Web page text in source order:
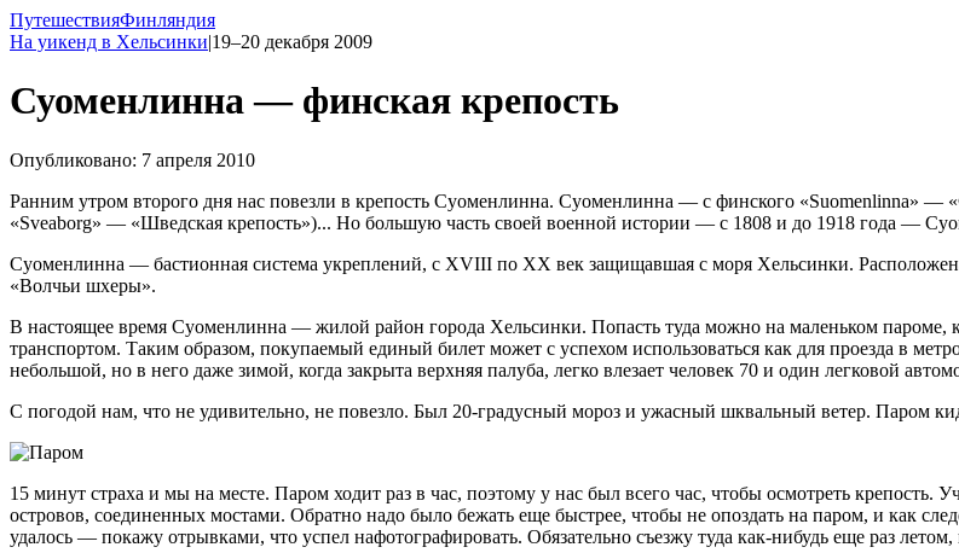
ПутешествияФинляндия
На уикенд в Хельсинки|19–20 декабря 2009
Суоменлинна — финская крепость
Опубликовано: 7 апреля 2010
Ранним утром второго дня нас повезли в крепость Суоменлинна. Суоменлинна — с финского «Suomenlinna» —
«Sveaborg» — «Шведская крепость»)... Но большую часть своей военной истории — с 1808 и до 1918 года —
Суоменлинна — бастионная система укреплений, с XVIII по XX век защищавшая с моря Хельсинки.
«Волчьи шхеры».
В настоящее время Суоменлинна — жилой район города Хельсинки. Попасть туда можно на маленьком пароме,
транспортом. Таким образом, покупаемый единый билет может с успехом использоваться как для проезда в
небольшой, но в него даже зимой, когда закрыта верхняя палуба, легко влезает человек 70 и один легковой
С погодой нам, что не удивительно, не повезло. Был 20-градусный мороз и ужасный шквальный ветер. Паром
15 минут страха и мы на месте. Паром ходит раз в час, поэтому у нас был всего час, чтобы осмотреть
островов, соединенных мостами. Обратно надо было бежать еще быстрее, чтобы не опоздать на паром, и как
удалось — покажу отрывками, что успел нафотографировать. Обязательно съезжу туда как-нибудь еще раз